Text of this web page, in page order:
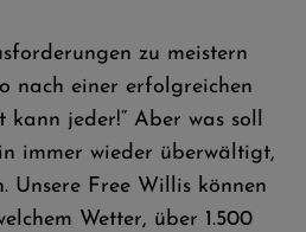
zu meistern
nach einer erfolgreichen
kann jeder!“ Aber was soll
immer wieder überwältigt,
Unsere Free Willis können
Wetter, über 1.500